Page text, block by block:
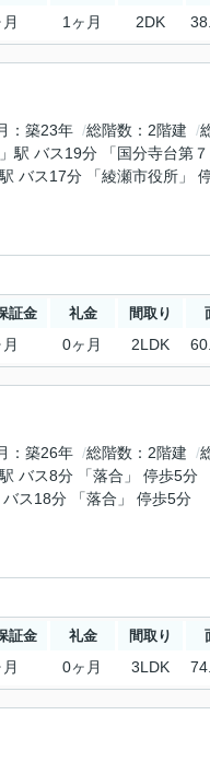
1ヶ月 2DK
築23年 総階数 2階建
」駅 バス19分 「国分寺台第
駅 バス17分 「綾瀬市役所」
証金 礼金 間取り
0ヶ月 2LDK
築26年 総階数 2階建
駅 バス8分 「落合」 停歩5分
バス18分 「落合」 停歩5分
証金 礼金 間取り
0ヶ月 3LDK